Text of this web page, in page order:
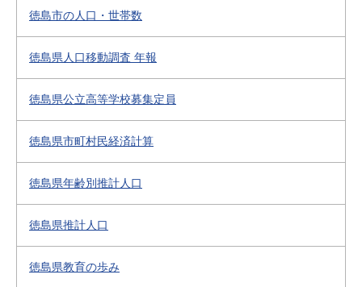
徳島市の人口・世帯数
徳島県人口移動調査 年報
徳島県公立高等学校募集定員
徳島県市町村民経済計算
徳島県年齢別推計人口
徳島県推計人口
徳島県教育の歩み